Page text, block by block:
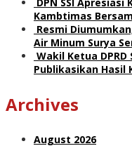
Kambtimas
Resmi
Air Minum Surya
Wakil Ketua
Publikasikan Hasil
Archives
August 2026